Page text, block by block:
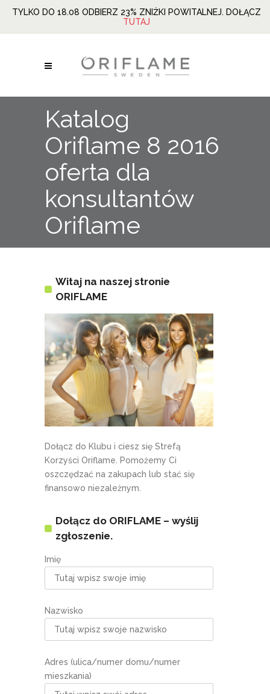
TYLKO DO 18.08 ODBIERZ 23% ZNIŻKI POWITALNEJ. DOŁĄCZ
TUTAJ
Katalog
Oriflame 8 2016
oferta dla
konsultantów
Oriflame
Witaj na naszej stronie
ORIFLAME
Dołącz do Klubu i ciesz się Strefą
Korzyści Oriflame. Pomożemy Ci
oszczędzać na zakupach lub stać się
finansowo niezależnym.
Dołącz do ORIFLAME – wyślij
zgłoszenie.
Imię
Nazwisko
Adres (ulica/numer domu/numer
mieszkania)